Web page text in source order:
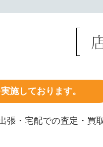
施しております。
張・宅配での査定・買